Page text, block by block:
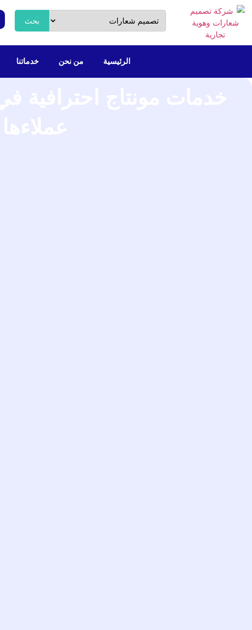
بحث
الرئيسية من نحن خدماتنا